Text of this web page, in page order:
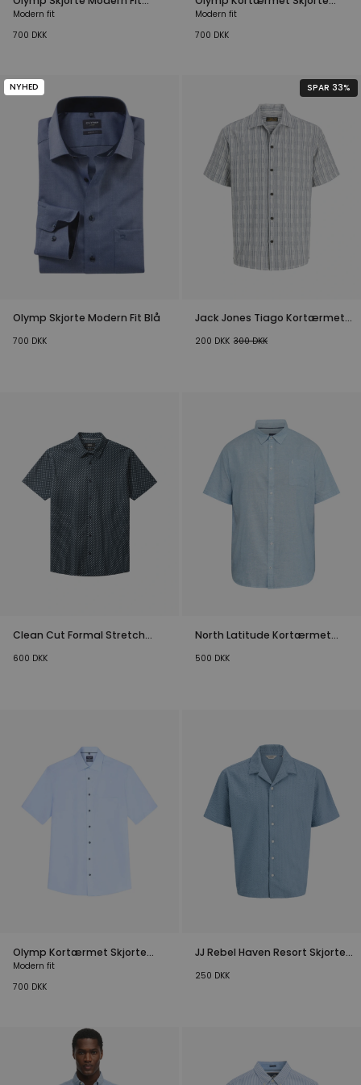
Lyseblå
Modern fit
700 DKK
Modern Fit Mønstret
Modern fit
700 DKK
NYHED
Olymp Skjorte Modern Fit Blå
700 DKK
SPAR 33%
Jack Jones Tiago Kortærmet
200 DKK 300DKK
Clean Cut Formal Stretch
600 DKK
North Latitude Kortærmet
500 DKK
Olymp Kortærmet Skjorte
Modern Fit Lyseblå
Modern fit
700 DKK
JJ Rebel Haven Resort Skjorte
250 DKK